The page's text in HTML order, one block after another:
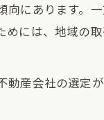
にあります。
には、地域の
産会社の選定